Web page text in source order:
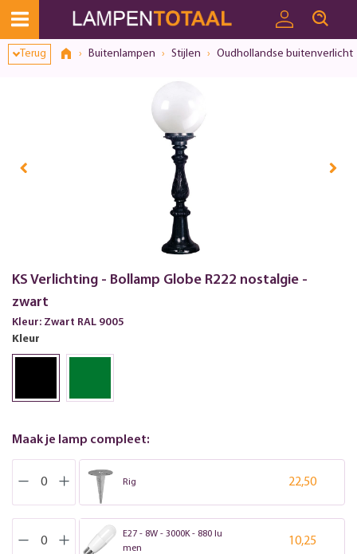
Terug Buitenlampen Stijlen Oudhollandse
KS Verlichting - Bollamp Globe R222 nostalgie -
zwart
Kleur: Zwart RAL 9005
Kleur
Maak je lamp compleet:
Rig 22,50
E27 - 8W - 3000K - 880 lu
men
10,25